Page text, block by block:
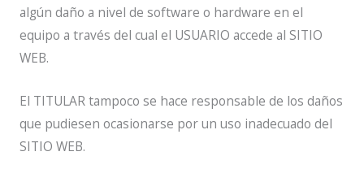
algún daño a nivel de software o hardware en el
equipo a través del cual el USUARIO accede al SITIO
WEB.
El TITULAR tampoco se hace responsable de los daños
que pudiesen ocasionarse por un uso inadecuado del
SITIO WEB.